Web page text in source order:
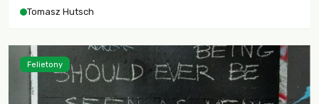
największych katastrof w swoich dziejach.
Tomasz Hutsch
Felietony